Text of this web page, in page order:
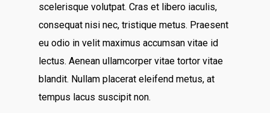
scelerisque volutpat. Cras et libero iaculis,
consequat nisi nec, tristique metus. Praesent
eu odio in velit maximus accumsan vitae id
lectus. Aenean ullamcorper vitae tortor vitae
blandit. Nullam placerat eleifend metus, at
tempus lacus suscipit non.